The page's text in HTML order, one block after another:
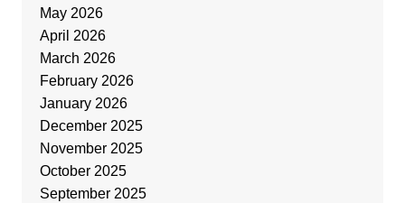
May 2026
April 2026
March 2026
February 2026
January 2026
December 2025
November 2025
October 2025
September 2025